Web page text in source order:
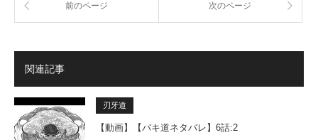
前のページ 次のページ
関連記事
刃牙道
【動画】【バキ道ネタバレ】6話:2